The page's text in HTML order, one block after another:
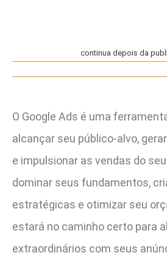
continua depois da
O Google Ads é uma
alcançar seu público-alvo,
e impulsionar as vendas do
dominar seus fundamentos,
estratégicas e otimizar seu
estará no caminho certo para
extraordinários com seus